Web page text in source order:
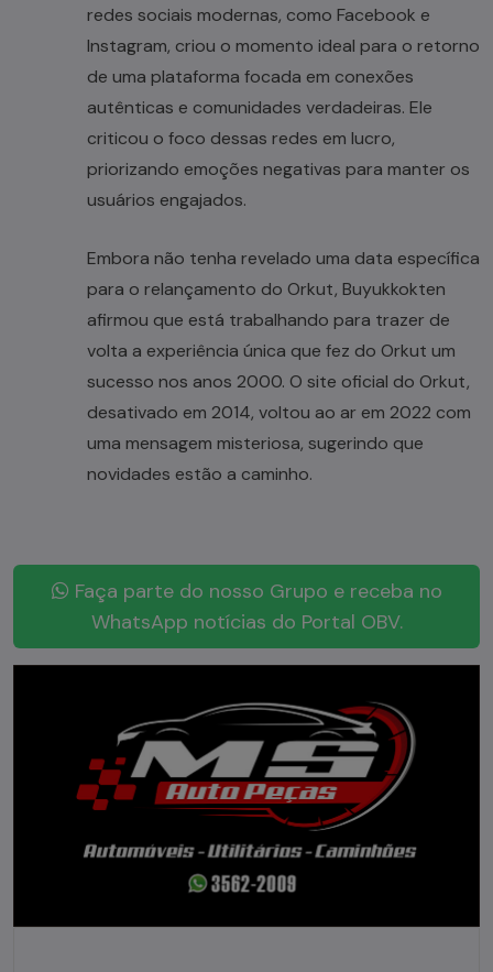
redes sociais modernas, como Facebook e
Instagram, criou o momento ideal para o retorno
de uma plataforma focada em conexões
autênticas e comunidades verdadeiras. Ele
criticou o foco dessas redes em lucro,
priorizando emoções negativas para manter os
usuários engajados.
Embora não tenha revelado uma data específica
para o relançamento do Orkut, Buyukkokten
afirmou que está trabalhando para trazer de
volta a experiência única que fez do Orkut um
sucesso nos anos 2000. O site oficial do Orkut,
desativado em 2014, voltou ao ar em 2022 com
uma mensagem misteriosa, sugerindo que
novidades estão a caminho.
Faça parte do nosso Grupo e receba no
WhatsApp notícias do Portal OBV.